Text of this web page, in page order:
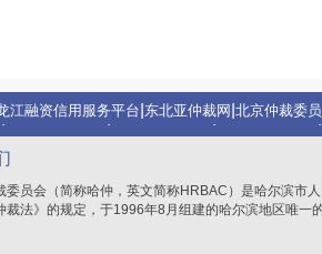
江融资信用服务平台|东北亚仲裁网|北京仲裁委
| | |
|
江融资信用服务平台
委员会（简称哈仲，英文简称HRBAC）是哈尔滨市
裁法》的规定，于1996年8月组建的哈尔滨地区唯一